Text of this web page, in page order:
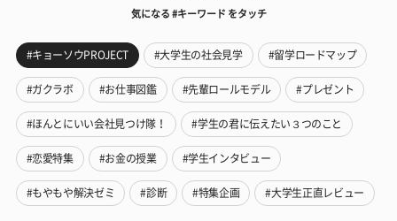
気になる #キーワード をタッチ
#キョーソウPROJECT #大学生の社会見学 #留学ロードマップ
#ガクラボ #お仕事図鑑 #先輩ロールモデル #プレゼント
#ほんとにいい会社見つけ隊！ #学生の君に伝えたい３つのこと
#恋愛特集 #お金の授業 #学生インタビュー
#もやもや解決ゼミ #診断 #特集企画 #大学生正直レビュー